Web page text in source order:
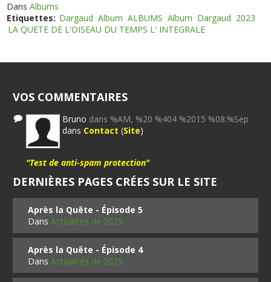
DansAlbums
Etiquettes: Dargaud Album ALBUMS Album Dargaud 2023
LA QUETE DE L'OISEAU DU TEMPS L' INTEGRALE
VOS COMMENTAIRES
Bruno dans %AM, %20 %404 %2015 %08:%Sep
dans Contact (Site)
"Test de anti-spam protection"
DERNIÈRES PAGES CRÉES SUR LE SITE
Après la Quête - Épisode 5
DansActualités de 2025
Après la Quête - Épisode 4
DansActualités de 2025